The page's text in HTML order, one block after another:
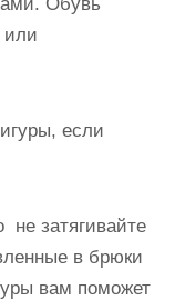
или
если
не затягивайте
в брюки
вам поможет